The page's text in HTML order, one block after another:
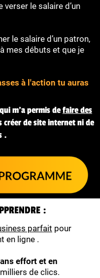
le salaire d’un
le salaire d’un patron,
mes débuts et que je
à l'action tu auras
qui m'a permis defaire des
créer de site internet ni de
.
:
parfait pour
en ligne .
effort et en
de clics.